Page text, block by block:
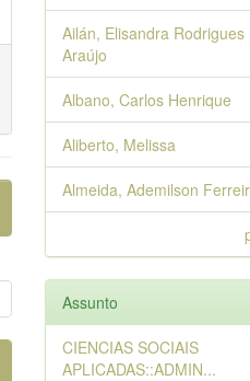
Ailán, Elisandra Rodrigues
Araújo
Albano, Carlos Henrique
Aliberto, Melissa
Almeida, Ademilson
Assunto
CIENCIAS SOCIAIS
APLICADAS::ADMIN...